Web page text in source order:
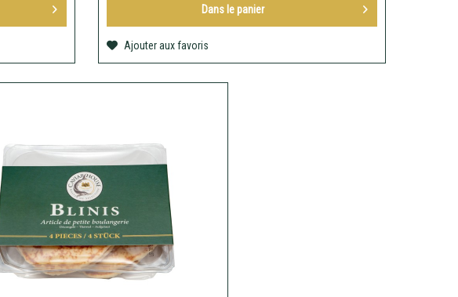
Dans lepanier
Ajouter aux favoris